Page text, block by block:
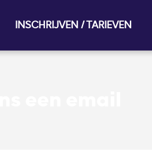
INSCHRIJVEN / TARIEVEN